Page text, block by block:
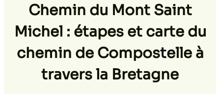
Chemin du Mont Saint
Michel : étapes et carte du
chemin de Compostelle à
travers la Bretagne